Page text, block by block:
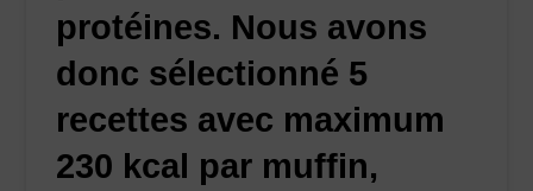
protéines. Nous avons
donc sélectionné 5
recettes avec maximum
230 kcal par muffin,